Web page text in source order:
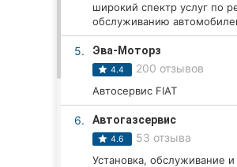
Кропивницкий
Винница
Тернополь
Хмельницкий
широкий спектр услуг по
обслуживанию
5. Эва-Моторз
4.4 200 отзывов
Автосервис FIAT
6. Автогазсервис
4.6 53 отзыва
Установка, обслуживание